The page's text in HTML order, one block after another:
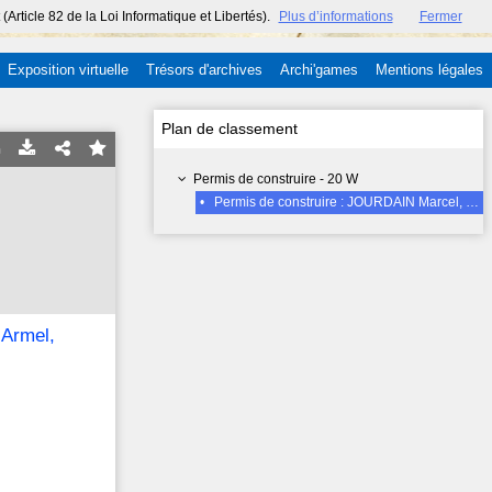
82 de la Loi Informatique et Libertés). Plus d’informations Fermer
Exposition virtuelle Trésors d'archives Archi'games Mentions légales
Plan de classement
Permis de construire - 20 W
•
Permis de construire : JOURDAIN Marcel, Rue Henri Barbusse, Ergué-Armel, habitation, N° de PC 83121 CN accordé le 11-02-1966